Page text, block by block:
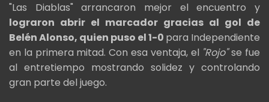
"Las Diablas" arrancaron mejor el encuentro y
lograron abrir el marcador gracias al gol de
Belén Alonso, quien puso el 1-0 para Independiente
en la primera mitad. Con esa ventaja, el "Rojo"se fue
al entretiempo mostrando solidez y controlando
gran parte del juego.